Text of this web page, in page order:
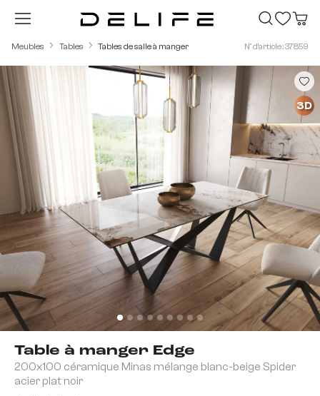
Passer au contenu principal
Meubles Tables Tables de salle à manger N° d'article : 37859
Table à manger Edge
200x100 céramique Minas mélange blanc-beige Spider
acier plat noir
Ignorer la galerie d'images
3D